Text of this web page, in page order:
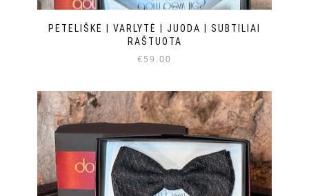
PETELIŠKĖ | VARLYTĖ | JUODA | SUBTILIAI
RAŠTUOTA
€59.00